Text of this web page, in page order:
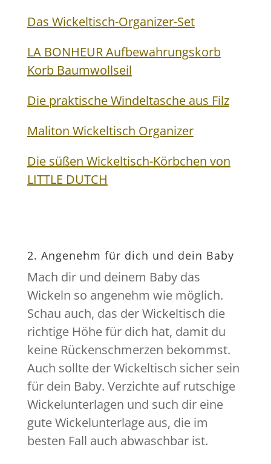
Das Wickeltisch-Organizer-Set
LA BONHEUR Aufbewahrungskorb
Korb Baumwollseil
Die praktische Windeltasche aus Filz
Maliton Wickeltisch Organizer
Die süßen Wickeltisch-Körbchen von
LITTLE DUTCH
2. Angenehm für dich und dein Baby
Mach dir und deinem Baby das
Wickeln so angenehm wie möglich.
Schau auch, das der Wickeltisch die
richtige Höhe für dich hat, damit du
keine Rückenschmerzen bekommst.
Auch sollte der Wickeltisch sicher sein
für dein Baby. Verzichte auf rutschige
Wickelunterlagen und such dir eine
gute Wickelunterlage aus, die im
besten Fall auch abwaschbar ist.